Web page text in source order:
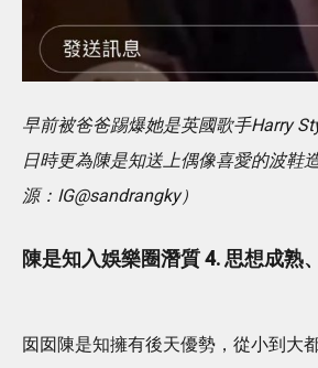
早前被爸爸踢爆她是英國歌手Harry
日時更為陳是知送上偶像喜愛的波鞋
源：IG@sandrangky）
陳是知入娛樂圈潛質 4. 思想成熟
囡囡陳是知擁有後天優勢，從小到大